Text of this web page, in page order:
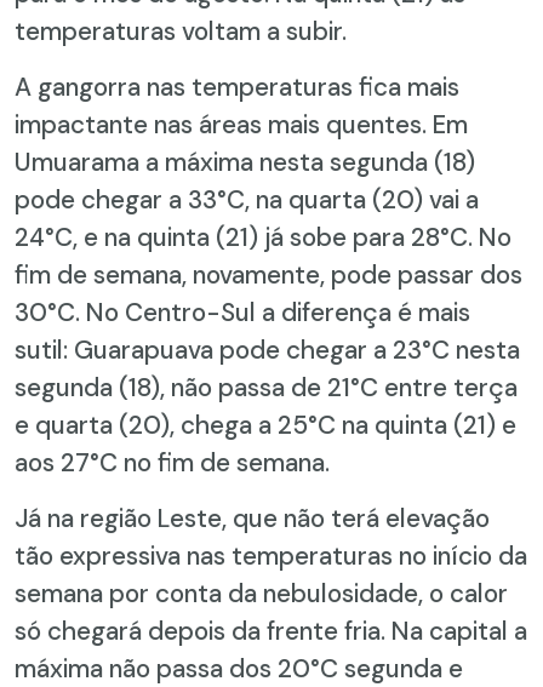
temperaturas voltam a subir.
A gangorra nas temperaturas fica mais
impactante nas áreas mais quentes. Em
Umuarama a máxima nesta segunda (18)
pode chegar a 33°C, na quarta (20) vai a
24°C, e na quinta (21) já sobe para 28°C. No
fim de semana, novamente, pode passar dos
30°C. No Centro-Sul a diferença é mais
sutil: Guarapuava pode chegar a 23°C nesta
segunda (18), não passa de 21°C entre terça
e quarta (20), chega a 25°C na quinta (21) e
aos 27°C no fim de semana.
Já na região Leste, que não terá elevação
tão expressiva nas temperaturas no início da
semana por conta da nebulosidade, o calor
só chegará depois da frente fria. Na capital a
máxima não passa dos 20°C segunda e